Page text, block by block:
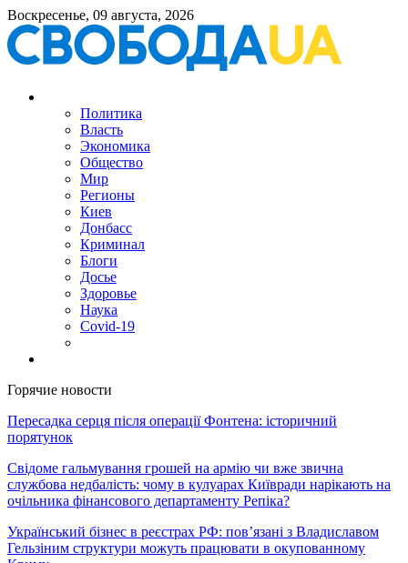
Воскресенье, 09 августа, 2026
Политика
Власть
Экономика
Общество
Мир
Регионы
Киев
Донбасс
Криминал
Блоги
Досье
Здоровье
Наука
Covid-19
Горячие новости
Пересадка серця після операції Фонтена: історичний
порятунок
Свідоме гальмування грошей на армію чи вже звична
службова недбалість: чому в кулуарах Київради нарікають на
очільника фінансового департаменту Репіка?
Український бізнес в реєстрах РФ: пов’язані з Владиславом
Гельзіним структури можуть працювати в окупованному